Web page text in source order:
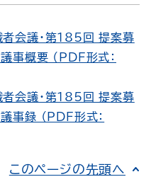
会議・第185回 提案募
事概要 （PDF形式：
会議・第185回 提案募
事録 （PDF形式：
このページの先頭へ